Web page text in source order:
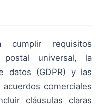
requisitos
universal, la
datos (GDPR) y las
comerciales
cláusulas claras